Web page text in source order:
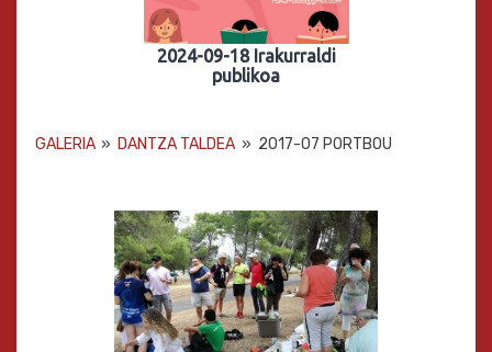
2024-09-18 Irakurraldi
publikoa
GALERIA » DANTZA TALDEA » 2017-07 PORTBOU